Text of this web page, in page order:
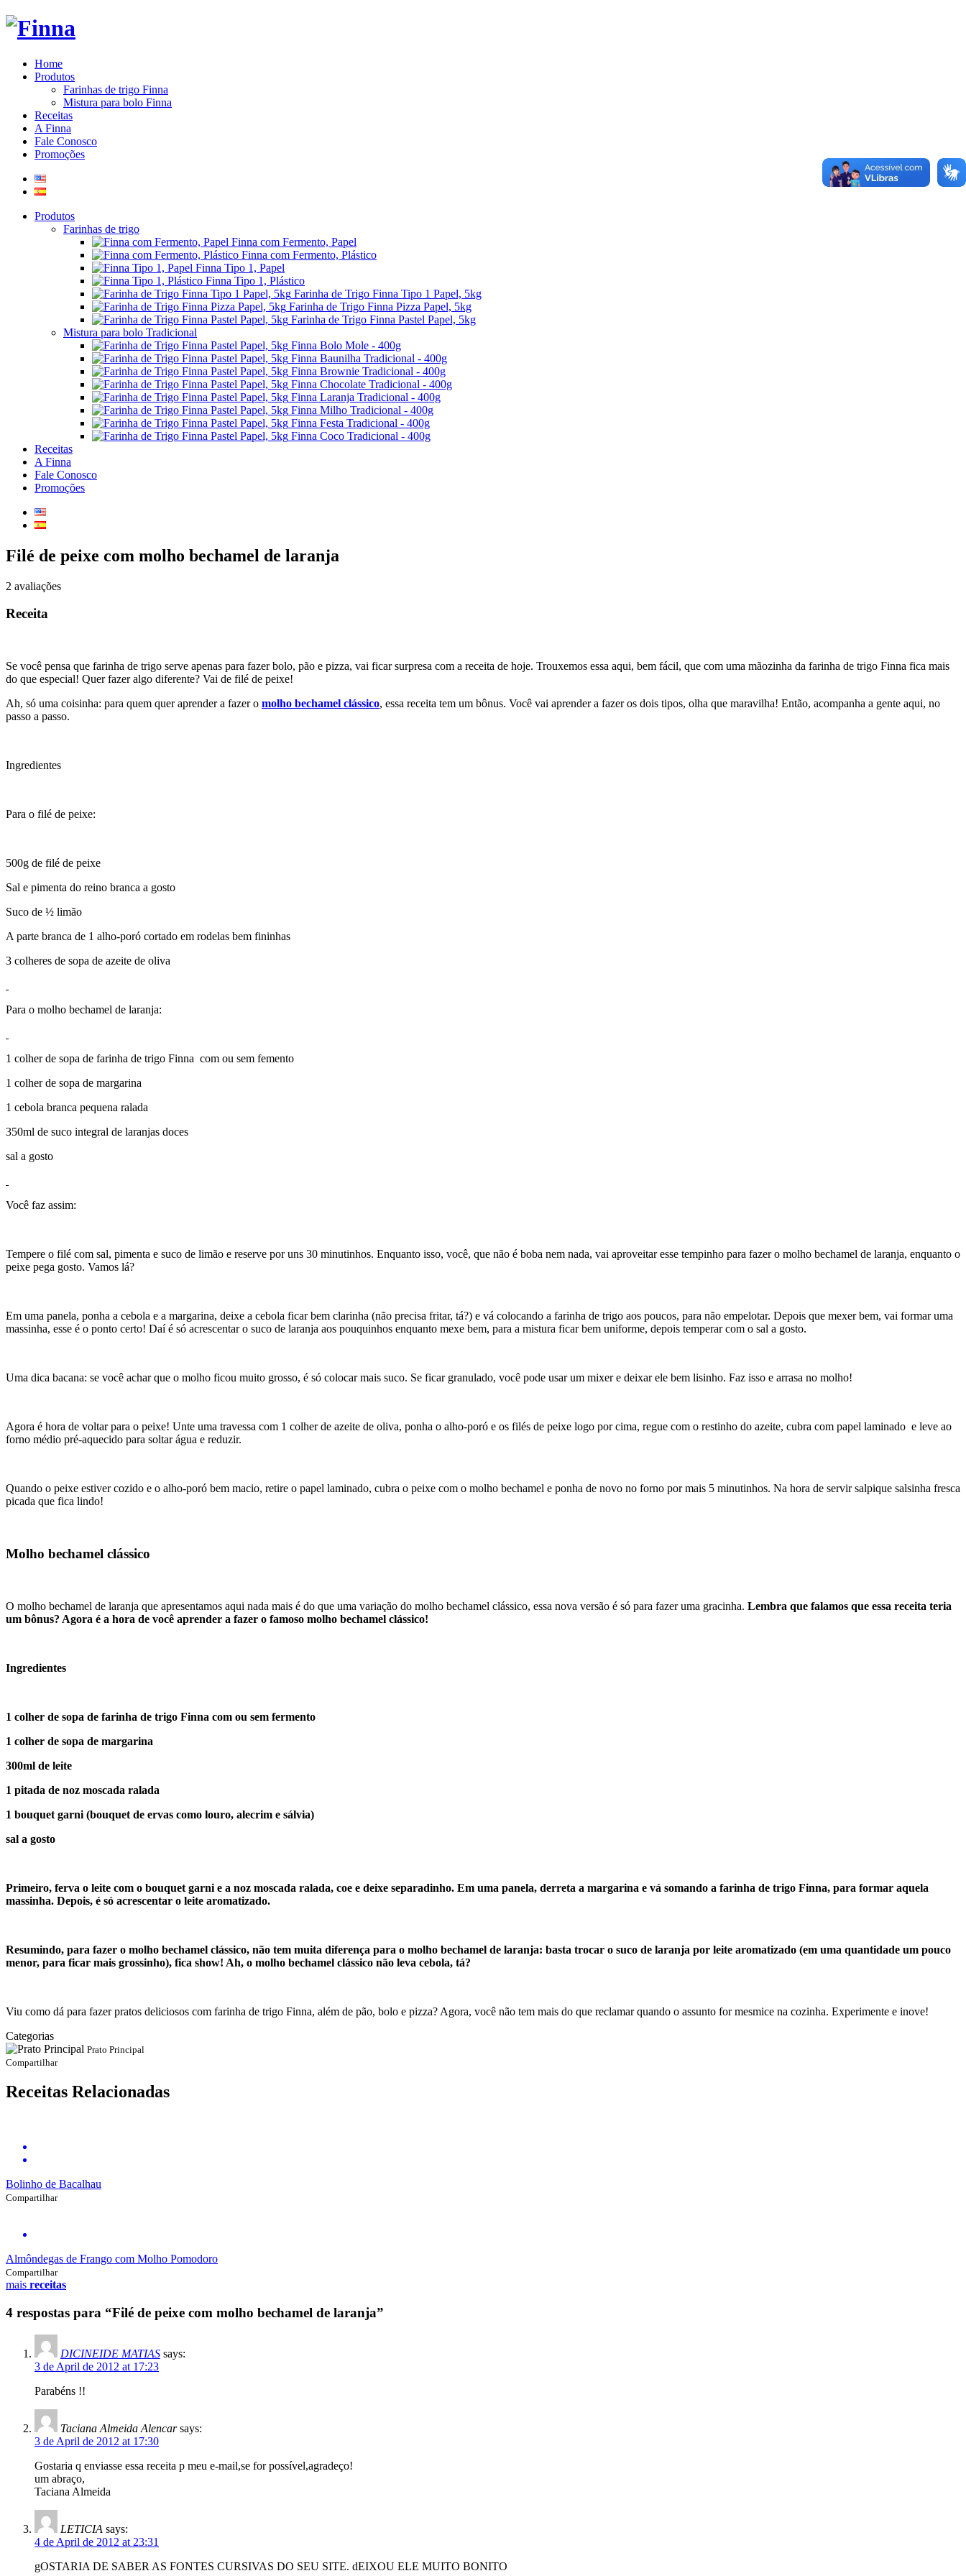
Home
Produtos
Farinhas de trigo Finna
Mistura para bolo Finna
Receitas
A Finna
Fale Conosco
Promoções
Produtos
Farinhas de trigo
Finna com Fermento, Papel
Finna com Fermento, Plástico
Finna Tipo 1, Papel
Finna Tipo 1, Plástico
Farinha de Trigo Finna Tipo 1 Papel, 5kg
Farinha de Trigo Finna Pizza Papel, 5kg
Farinha de Trigo Finna Pastel Papel, 5kg
Mistura para bolo Tradicional
Finna Bolo Mole - 400g
Finna Baunilha Tradicional - 400g
Finna Brownie Tradicional - 400g
Finna Chocolate Tradicional - 400g
Finna Laranja Tradicional - 400g
Finna Milho Tradicional - 400g
Finna Festa Tradicional - 400g
Finna Coco Tradicional - 400g
Receitas
A Finna
Fale Conosco
Promoções
Filé de peixe com molho bechamel de laranja
2 avaliações
Receita
Se você pensa que farinha de trigo serve apenas para fazer bolo, pão e pizza, vai ficar surpresa com a receita de hoje. Trouxemos essa aqui, bem fácil, que com uma mãozinha da farinha de trigo Finna fica mais
do que especial! Quer fazer algo diferente? Vai de filé de peixe!
Ah, só uma coisinha: para quem quer aprender a fazer o molho bechamel clássico, essa receita tem um bônus. Você vai aprender a fazer os dois tipos, olha que maravilha! Então, acompanha a gente aqui, no
passo a passo.
Ingredientes
Para o filé de peixe:
500g de filé de peixe
Sal e pimenta do reino branca a gosto
Suco de ½ limão
A parte branca de 1 alho-poró cortado em rodelas bem fininhas
3 colheres de sopa de azeite de oliva
Para o molho bechamel de laranja:
1 colher de sopa de farinha de trigo Finna com ou sem femento
1 colher de sopa de margarina
1 cebola branca pequena ralada
350ml de suco integral de laranjas doces
sal a gosto
Você faz assim:
Tempere o filé com sal, pimenta e suco de limão e reserve por uns 30 minutinhos. Enquanto isso, você, que não é boba nem nada, vai aproveitar esse tempinho para fazer o molho bechamel de laranja, enquanto o
peixe pega gosto. Vamos lá?
Em uma panela, ponha a cebola e a margarina, deixe a cebola ficar bem clarinha (não precisa fritar, tá?) e vá colocando a farinha de trigo aos poucos, para não empelotar. Depois que mexer bem, vai formar uma
massinha, esse é o ponto certo! Daí é só acrescentar o suco de laranja aos pouquinhos enquanto mexe bem, para a mistura ficar bem uniforme, depois temperar com o sal a gosto.
Uma dica bacana: se você achar que o molho ficou muito grosso, é só colocar mais suco. Se ficar granulado, você pode usar um mixer e deixar ele bem lisinho. Faz isso e arrasa no molho!
Agora é hora de voltar para o peixe! Unte uma travessa com 1 colher de azeite de oliva, ponha o alho-poró e os filés de peixe logo por cima, regue com o restinho do azeite, cubra com papel laminado e leve ao
forno médio pré-aquecido para soltar água e reduzir.
Quando o peixe estiver cozido e o alho-poró bem macio, retire o papel laminado, cubra o peixe com o molho bechamel e ponha de novo no forno por mais 5 minutinhos. Na hora de servir salpique salsinha fresca
picada que fica lindo!
Molho bechamel clássico
O molho bechamel de laranja que apresentamos aqui nada mais é do que uma variação do molho bechamel clássico, essa nova versão é só para fazer uma gracinha. Lembra que falamos que essa receita teria
um bônus? Agora é a hora de você aprender a fazer o famoso molho bechamel clássico!
Ingredientes
1 colher de sopa de farinha de trigo Finna com ou sem fermento
1 colher de sopa de margarina
300ml de leite
1 pitada de noz moscada ralada
1 bouquet garni (bouquet de ervas como louro, alecrim e sálvia)
sal a gosto
Primeiro, ferva o leite com o bouquet garni e a noz moscada ralada, coe e deixe separadinho. Em uma panela, derreta a margarina e vá somando a farinha de trigo Finna, para formar aquela
massinha. Depois, é só acrescentar o leite aromatizado.
Resumindo, para fazer o molho bechamel clássico, não tem muita diferença para o molho bechamel de laranja: basta trocar o suco de laranja por leite aromatizado (em uma quantidade um pouco
menor, para ficar mais grossinho), fica show! Ah, o molho bechamel clássico não leva cebola, tá?
Viu como dá para fazer pratos deliciosos com farinha de trigo Finna, além de pão, bolo e pizza? Agora, você não tem mais do que reclamar quando o assunto for mesmice na cozinha. Experimente e inove!
Categorias
Prato Principal
Compartilhar
Receitas Relacionadas
Bolinho de Bacalhau
Compartilhar
Almôndegas de Frango com Molho Pomodoro
Compartilhar
mais receitas
4 respostas para “Filé de peixe com molho bechamel de laranja”
DICINEIDE MATIAS says:
3 de April de 2012 at 17:23
Parabéns !!
Taciana Almeida Alencar says:
3 de April de 2012 at 17:30
Gostaria q enviasse essa receita p meu e-mail,se for possível,agradeço!
um abraço,
Taciana Almeida
LETICIA says:
4 de April de 2012 at 23:31
gOSTARIA DE SABER AS FONTES CURSIVAS DO SEU SITE. dEIXOU ELE MUITO BONITO